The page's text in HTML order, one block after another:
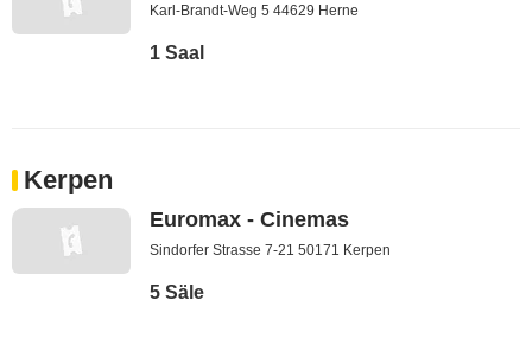
Karl-Brandt-Weg 5 44629 Herne
1 Saal
Kerpen
Euromax - Cinemas
Sindorfer Strasse 7-21 50171 Kerpen
5 Säle